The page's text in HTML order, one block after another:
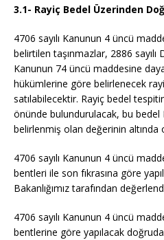
3.1- Rayiç Bedel Üzerinden
4706 sayılı Kanunun 4 üncü
belirtilen taşınmazlar, 2886
Kanunun 74 üncü maddesine
hükümlerine göre belirlenecek
satılabilecektir. Rayiç bedel
önünde bulundurulacak, bu bedel
belirlenmiş olan değerinin altında
4706 sayılı Kanunun 4 üncü
bentleri ile son fıkrasına göre
Bakanlığımız tarafından
4706 sayılı Kanunun 4 üncü
bentlerine göre yapılacak